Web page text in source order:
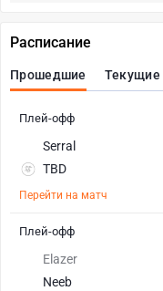
Расписание
Прошедшие Текущие
Serral
TBD
Перейти на матч
Плей-офф
Elazer
Neeb
Плей-офф